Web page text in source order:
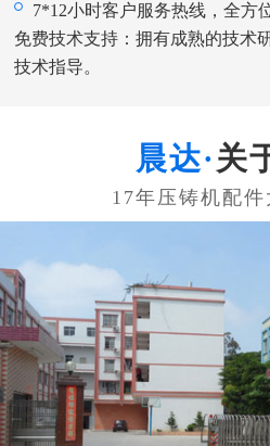
7*12小时客户服务热线，全方
免费技术支持：拥有成熟的技术
技术指导。
关